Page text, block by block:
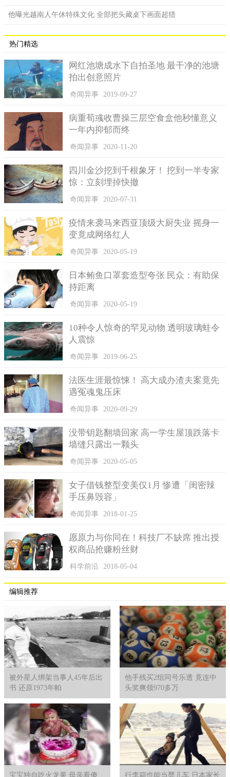
斯特老寿星乐呵呵地表示，所有人送给她的东西她都喜欢，收到
任何礼物她都乐意接受。
据《镜报》的消息称，这位美国老寿星子孙昌盛，家族人丁
兴旺。她养育了12个子女，其子女为她生养了48个子孙。她现在
有200个曾孙。CBS电视台从她家人口中得知，关于老人的出生时
间，美国统计局里的两份档案上记录的年份不同，一份显示她是
生于1905年，而另一份却表示是1904年。赫斯特在14岁时就和丈
多久就结婚了。
赫斯特的老公约翰57岁就去世了。从1963年至今，赫斯特已
经守寡57年了。老奶奶她现在的年龄已是亡夫的两倍。据英国
子。来自纽约的阿莱利亚·墨菲是上一位长寿女性记录保持者，她
在2019年11月去世，去世时115岁。
对于赫斯特长寿的秘诀，WBTV透露到，孙女玛丽·希尔曾向
祖母询问过这个问题，可是祖母表示自己也不清楚具体是什么原
因。赫斯特向玛丽说道，“我只知道自己认真过好每一天，并不知
道什么秘诀。”作为牧师的玛丽负责为赫斯特在家举行圣餐礼。
玛丽·希尔向媒体表示，“我们很感激上帝让祖母的身体一直这
么健康。每天看到她好好的和我们一起生活，让我们感觉很幸
福。她身体一直很好，所以我们相信她会继续待在我们身边。我
们都希望她远离病痛和其他一切意外，愿她的状态一直这么良
好。我们也会继续好好照顾她，让她每天都健康快乐。”
据悉，世界上现在还在世的最长寿老人是来自日本的田中加
尔门特。卡尔门特来自法国，在1997年8月4日离开人世， 一生总
他曝光越南人午休特殊文化 全部把头藏桌下画面超猎
热门精选
网红池塘成水下自拍圣地 最干净的池塘
拍出创意照片
奇闻异事 2019-09-27
病重荀彧收曹操三层空食盒他秒懂意义
一年内抑郁而终
奇闻异事 2020-11-20
四川金沙挖到千根象牙！ 挖到一半专家
惊：立刻埋掉快撤
奇闻异事 2020-07-31
疫情来袭马来西亚顶级大厨失业 摇身一
变竟成网络红人
奇闻异事 2020-05-19
日本鲔鱼口罩套造型夸张 民众：有助保
持距离
奇闻异事 2020-05-19
10种令人惊奇的罕见动物 透明玻璃蛙令
人震惊
奇闻异事 2019-06-25
法医生涯最惊悚！ 高大成办渣夫案竟先
遇冤魂鬼压床
奇闻异事 2020-09-29
没带钥匙翻墙回家 高一学生屋顶跌落卡
墙缝只露出一颗头
奇闻异事 2020-05-05
女子借钱整型变美仅1月 惨遭「闺密辣
手压鼻毁容」
奇闻异事 2018-01-25
愿原力与你同在！科技厂不缺席 推出授
权商品抢赚粉丝财
科学前沿 2018-05-04
编辑推荐
被外星人绑架当事人45年后出
书 还原1973年帕
他手残买2组同号乐透 竟连中
头奖爽领970多万
宝宝独自吃火龙果 母亲看傻 行李箱也能当婴儿车 日本家长